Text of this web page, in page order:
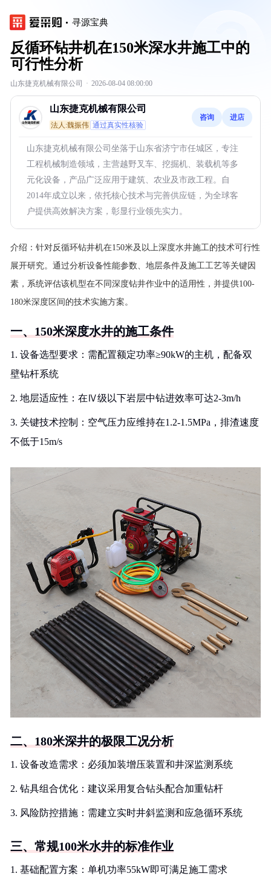
寻源宝典
反循环钻井机在150米深水井施工中的
可行性分析
山东捷克机械有限公司 · 2026-08-04 08:00:00
山东捷克机械有限公司
法人:魏振伟 通过真实性核验
咨询 进店
山东捷克机械有限公司坐落于山东省济宁市任城区，专注
工程机械制造领域，主营越野叉车、挖掘机、装载机等多
元化设备，产品广泛应用于建筑、农业及市政工程。自
2014年成立以来，依托核心技术与完善供应链，为全球客
户提供高效解决方案，彰显行业领先实力。
介绍： 针对反循环钻井机在150米及以上深度水井施工的技术可行性
展开研究。通过分析设备性能参数、地层条件及施工工艺等关键因
素，系统评估该机型在不同深度钻井作业中的适用性，并提供100-
180米深度区间的技术实施方案。
一、150米深度水井的施工条件
1. 设备选型要求：需配置额定功率≥90kW的主机，配备双
壁钻杆系统
2. 地层适应性：在Ⅳ级以下岩层中钻进效率可达2-3m/h
3. 关键技术控制：空气压力应维持在1.2-1.5MPa，排渣速度
不低于15m/s
二、180米深井的极限工况分析
1. 设备改造需求：必须加装增压装置和井深监测系统
2. 钻具组合优化：建议采用复合钻头配合加重钻杆
3. 风险防控措施：需建立实时井斜监测和应急循环系统
三、常规100米水井的标准作业
1. 基础配置方案：单机功率55kW即可满足施工需求